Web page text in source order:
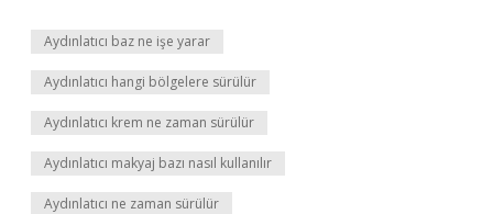
Aydınlatıcı baz ne işe yarar
Aydınlatıcı hangi bölgelere sürülür
Aydınlatıcı krem ne zaman sürülür
Aydınlatıcı makyaj bazı nasıl kullanılır
Aydınlatıcı ne zaman sürülür